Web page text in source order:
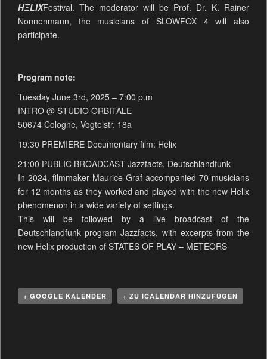
HΞLIXFestival. The moderator will be Prof. Dr. K. Rainer
Nonnenmann, the musicians of SLOWFOX 4 will also
participate.
Program note:
Tuesday June 3rd, 2025 – 7:00 p.m
INTRO @ STUDIO ORBITALE
50674 Cologne, Vogteistr. 18a
19:30 PREMIERE Documentary film: Helix
21:00 PUBLIC BROADCAST Jazzfacts, Deutschlandfunk
In 2024, filmmaker Maurice Graf accompanied 70 musicians
for 12 months as they worked and played with the new Helix
phenomenon in a wide variety of settings.
This will be followed by a live broadcast of the
Deutschlandfunk program Jazzfacts, with excerpts from the
new Helix production of STATES OF PLAY – METEORS
+ GOOGLE KALENDER + ZU ICALENDAR HINZUFÜGEN